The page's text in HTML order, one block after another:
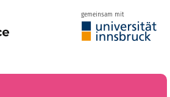
gemeinsam mit